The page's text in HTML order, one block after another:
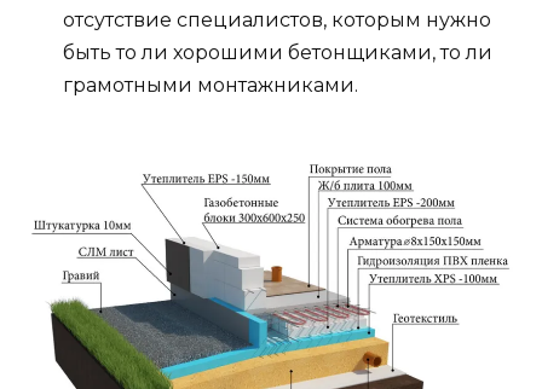
отсутствие специалистов, которым нужно
быть то ли хорошими бетонщиками, то ли
грамотными монтажниками.